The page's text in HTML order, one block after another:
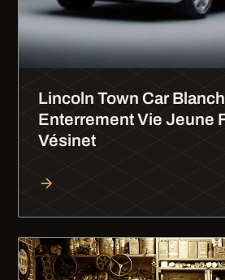
Lincoln Town Car
Enterrement Vie Jeune
Vésinet